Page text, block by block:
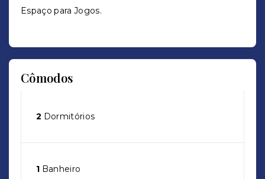
Espaço para Jogos.
Cômodos
2 Dormitórios
1 Banheiro